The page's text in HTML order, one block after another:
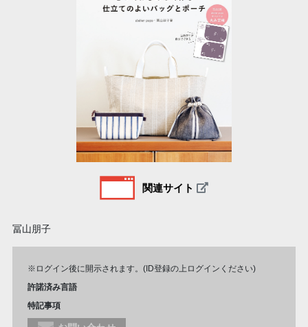
関連サイト
冨山朋子
※ログイン後に開示されます。(ID登録の上ログインください)
許諾済み言語
特記事項